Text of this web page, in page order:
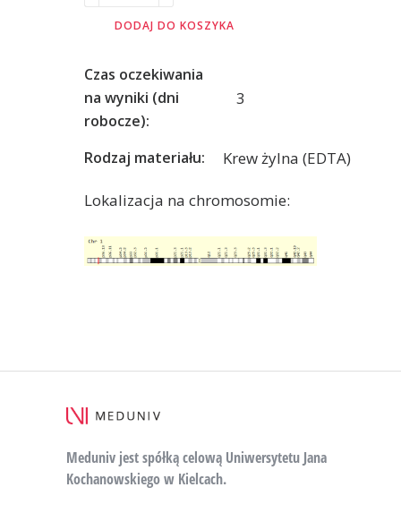
DODAJ DO KOSZYKA
Czas oczekiwania
na wyniki (dni
robocze):
3
Rodzaj materiału: Krew żylna (EDTA)
Lokalizacja na chromosomie:
Meduniv jest spółką celową Uniwersytetu Jana
Kochanowskiego w Kielcach.